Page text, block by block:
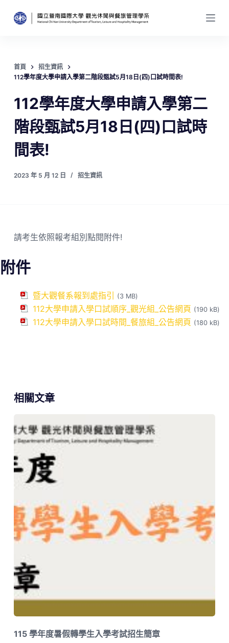
跳
至
內
容
首頁
招生資訊
112學年度大學申請入學第二階段甄試5月18日(四)口試時間表!
112學年度大學申請入學第二
階段甄試5月18日(四)口試時
間表!
2023 年 5 月 12 日 招生資訊
請考生依照報考組別點閱附件!
附件
暨大觀餐系報到處指引 (3 MB)
112大學申請入學口試順序_觀光組_公告網頁 (190 kB)
112大學申請入學口試時間_餐旅組_公告網頁 (180 kB)
相關文章
115 學年度暑假轉學生入學考試招生簡章